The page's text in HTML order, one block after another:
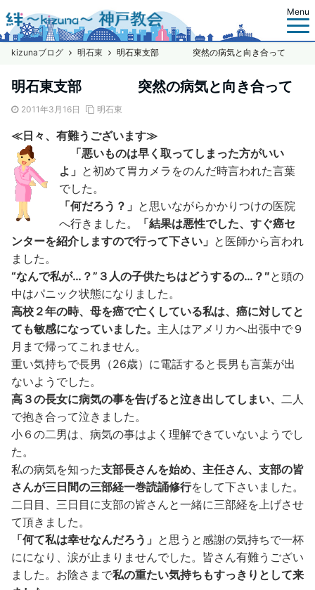
Menu
kizunaブログ 明石東 明石東支部 突然の病気と向き合って
明石東支部 突然の病気と向き合って
2011年3月16日 明石東
≪日々、有難うございます≫
「悪いものは早く取ってしまった方がいい
よ」 と初めて胃カメラをのんだ時言われた言葉
でした。
「何だろう？」 と思いながらかかりつけの医院
へ行きました。
「結果は悪性でした、すぐ癌セ
ンターを紹介しますので行って下さい」 と医師から言われ
ました。
“なんで私が…？”３人の子供たちはどうするの…？″と頭の
中はパニック状態になりました。
高校２年の時、母を癌で亡くしている私は、癌に対してと
ても敏感になっていました。 主人はアメリカへ出張中で９
月まで帰ってこれません。
重い気持ちで長男（26歳）に電話すると長男も言葉が出
ないようでした。
高３の長女に病気の事を告げると泣き出してしまい、 二人
で抱き合って泣きました。
小６の二男は、病気の事はよく理解できていないようでし
た。
私の病気を知った支部長さんを始め、主任さん、支部の皆
さんが三日間の三部経一巻読誦修行をして下さいました。
二日目、三日目に支部の皆さんと一緒に三部経を上げさせ
て頂きました。
「何て私は幸せなんだろう」 と思うと感謝の気持ちで一杯
にになり、涙が止まりませんでした。皆さん有難うござい
ました。お陰さまで私の重たい気持ちもすっきりとして来